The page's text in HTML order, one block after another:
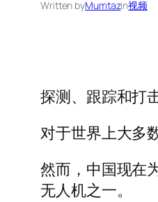
Written byMumtazin视频
探测、跟踪和打
对于世界上大多
然而，中国现在
无人机之一。